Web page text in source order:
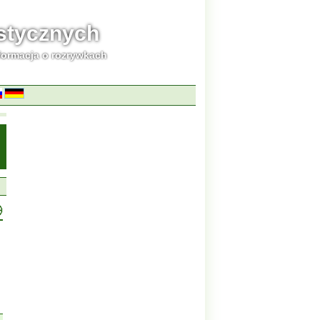
o rozrywkach